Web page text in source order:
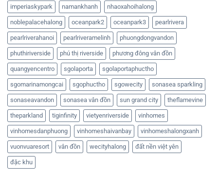
imperiaskypark namankhanh nhaoxahoihalong
noblepalacehalong oceanpark2 oceanpark3 pearlrivera
pearlriverahanoi pearlriveramelinh phuongdongvandon
phuthiriverside phú thị riverside phương đông vân đồn
quangyencentro sgolaporta sgolaportaphuctho
sgomarinamongcai sgophuctho sgowecity sonasea sparkling
sonaseavandon sonasea vân đồn sun grand city theflamevine
theparkland tiginfinity vietyenriverside vinhomes
vinhomesdanphuong vinhomeshaivanbay vinhomeshalongxanh
vuonvuaresort vân đồn wecityhalong đất nền việt yên
đặc khu